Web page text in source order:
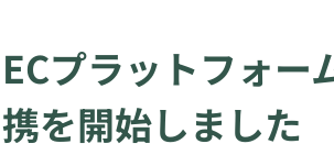
ECプラットフォ
携を開始しました